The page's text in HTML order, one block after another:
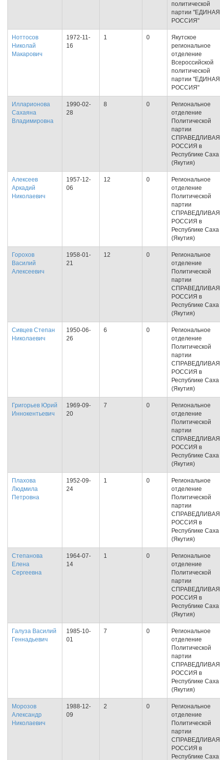
политической
партии "ЕДИНАЯ
РОССИЯ"
Ноттосов
Николай
Макарович
1972-11-
16
1 0
Якутское
региональное
отделение
Всероссийской
политической
партии "ЕДИНАЯ
РОССИЯ"
Илларионова
Сахаяна
Владимировна
1990-02-
28
8 0
Региональное
отделение
Политической
партии
СПРАВЕДЛИВАЯ
РОССИЯ в
Республике Саха
(Якутия)
Алексеев
Аркадий
Николаевич
1957-12-
06
12 0
Региональное
отделение
Политической
партии
СПРАВЕДЛИВАЯ
РОССИЯ в
Республике Саха
(Якутия)
Горохов
Василий
Алексеевич
1958-01-
21
12 0
Региональное
отделение
Политической
партии
СПРАВЕДЛИВАЯ
РОССИЯ в
Республике Саха
(Якутия)
Сивцев Степан
Николаевич
1950-06-
26
6 0
Региональное
отделение
Политической
партии
СПРАВЕДЛИВАЯ
РОССИЯ в
Республике Саха
(Якутия)
Григорьев Юрий
Иннокентьевич
1969-09-
20
7 0
Региональное
отделение
Политической
партии
СПРАВЕДЛИВАЯ
РОССИЯ в
Республике Саха
(Якутия)
Плахова
Людмила
Петровна
1952-09-
24
1 0
Региональное
отделение
Политической
партии
СПРАВЕДЛИВАЯ
РОССИЯ в
Республике Саха
(Якутия)
Степанова
Елена
Сергеевна
1964-07-
14
1 0
Региональное
отделение
Политической
партии
СПРАВЕДЛИВАЯ
РОССИЯ в
Республике Саха
(Якутия)
Галуза Василий
Геннадьевич
1985-10-
01
7 0
Региональное
отделение
Политической
партии
СПРАВЕДЛИВАЯ
РОССИЯ в
Республике Саха
(Якутия)
Морозов
Александр
Николаевич
1988-12-
09
2 0
Региональное
отделение
Политической
партии
СПРАВЕДЛИВАЯ
РОССИЯ в
Республике Саха